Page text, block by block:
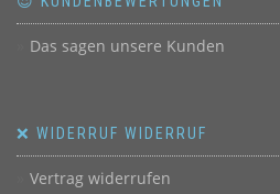
Das sagen unsere Kunden
❌ WIDERRUF WIDERRUF
Vertrag widerrufen